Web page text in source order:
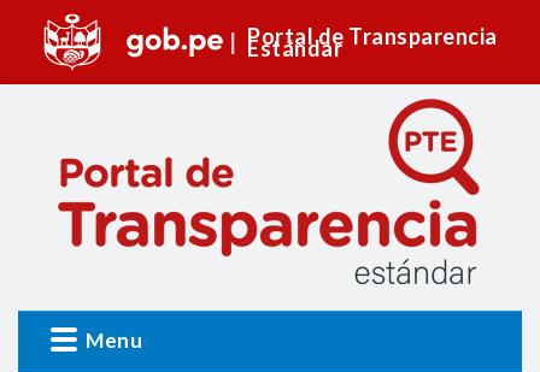
Portal de Transparencia
Estándar
Menu